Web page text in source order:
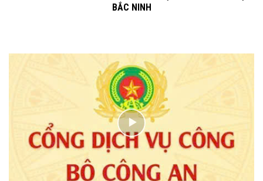
BẮC NINH